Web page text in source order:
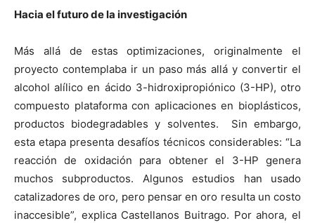
Hacia el futuro de la investigación
Más allá de estas optimizaciones, originalmente el
proyecto contemplaba ir un paso más allá y convertir el
alcohol alílico en ácido 3-hidroxipropiónico (3-HP), otro
compuesto plataforma con aplicaciones en bioplásticos,
productos biodegradables y solventes. Sin embargo,
esta etapa presenta desafíos técnicos considerables: “La
reacción de oxidación para obtener el 3-HP genera
muchos subproductos. Algunos estudios han usado
catalizadores de oro, pero pensar en oro resulta un costo
inaccesible”, explica Castellanos Buitrago. Por ahora, el